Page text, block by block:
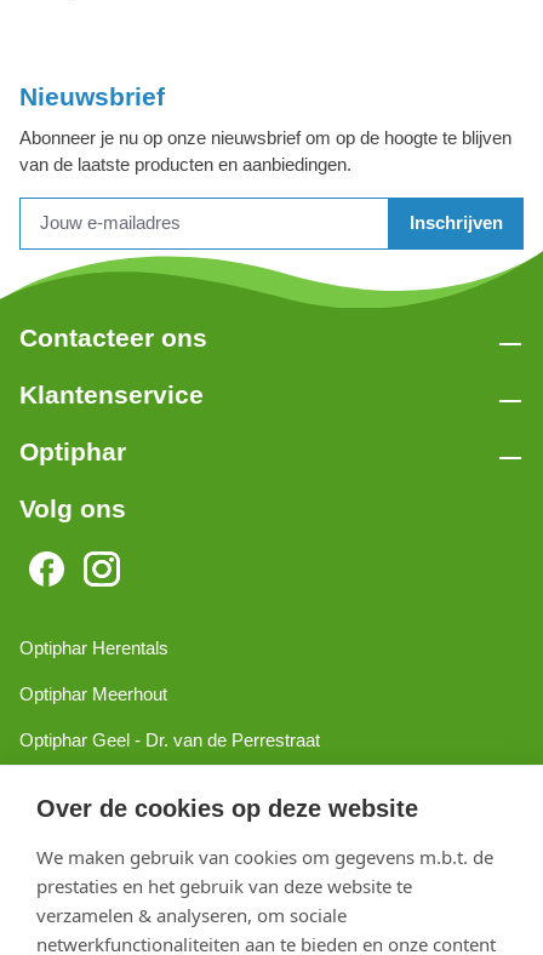
Over de cookies op deze website
We maken gebruik van cookies om gegevens m.b.t. de
prestaties en het gebruik van deze website te
verzamelen & analyseren, om sociale
netwerkfunctionaliteiten aan te bieden en onze content
Nieuwsbrief
Abonneer je nu op onze nieuwsbrief om op de hoogte te blijven
van de laatste producten en aanbiedingen.
Inschrijven
Contacteer ons
Klantenservice
Optiphar
Volg ons
Optiphar Herentals
Optiphar Meerhout
Optiphar Geel - Dr. van de Perrestraat
Optiphar Mol
Copyright 2026 optiphar.com. Alle rechten voorbehouden